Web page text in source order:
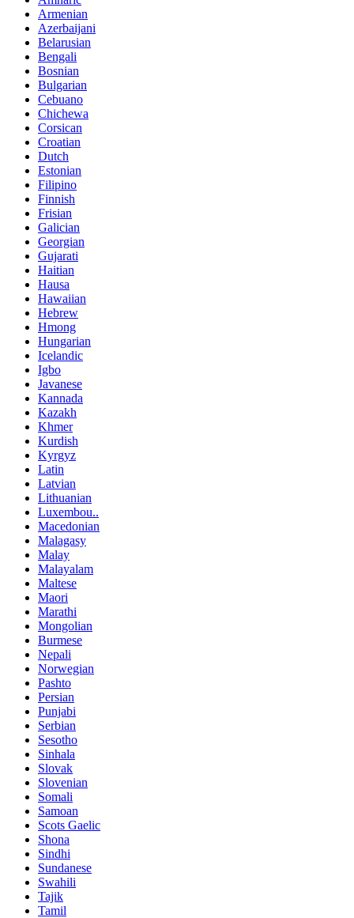
Armenian
Azerbaijani
Belarusian
Bengali
Bosnian
Bulgarian
Cebuano
Chichewa
Corsican
Croatian
Dutch
Estonian
Filipino
Finnish
Frisian
Galician
Georgian
Gujarati
Haitian
Hausa
Hawaiian
Hebrew
Hmong
Hungarian
Icelandic
Igbo
Javanese
Kannada
Kazakh
Khmer
Kurdish
Kyrgyz
Latin
Latvian
Lithuanian
Luxembou..
Macedonian
Malagasy
Malay
Malayalam
Maltese
Maori
Marathi
Mongolian
Burmese
Nepali
Norwegian
Pashto
Persian
Punjabi
Serbian
Sesotho
Sinhala
Slovak
Slovenian
Somali
Samoan
Scots Gaelic
Shona
Sindhi
Sundanese
Swahili
Tajik
Tamil